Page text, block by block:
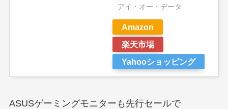
アイ・オー・データ
Amazon
楽天市場
Yahooショッピング
ASUSゲーミングモニターも先行セールで